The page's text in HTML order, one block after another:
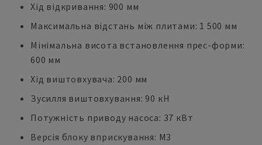
Хід відкривання: 900 мм
Максимальна відстань між плитами: 1 500 мм
Мінімальна висота встановлення прес-форми:
600 мм
Хід виштовхувача: 200 мм
Зусилля виштовхування: 90 кН
Потужність приводу насоса: 37 кВт
Версія блоку вприскування: M3